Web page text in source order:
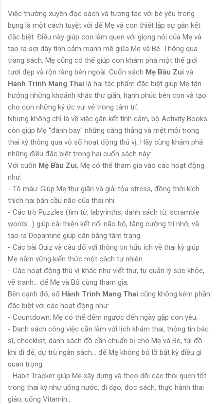
Việc thường xuyên đọc sách và tương tác với bé yêu trong
bụng là một cách tuyệt vời để Mẹ và con thiết lập sự gắn kết
đặc biệt. Điều này giúp con làm quen với giọng nói của Mẹ và
tạo ra sợi dây tình cảm mạnh mẽ giữa Mẹ và Bé. Thông qua
trang sách, Mẹ cũng có thể giúp con khám phá một thế giới
tươi đẹp và rộn ràng bên ngoài. Cuốn sách Mẹ Bầu Zui và
Hành Trình Mang Thai là hai tác phẩm đặc biệt giúp Mẹ tận
hưởng những khoảnh khắc thư giãn, hạnh phúc bên con và tạo
cho con những ký ức vui vẻ trong tâm trí.
Nhưng không chỉ là về việc gắn kết tình cảm, bộ Activity Books
còn giúp Mẹ "đánh bay" những căng thẳng và mệt mỏi trong
thai kỳ thông qua vô số hoạt động thú vị. Hãy cùng khám phá
những điều đặc biệt trong hai cuốn sách này:
Với cuốn Mẹ Bầu Zui, Mẹ có thể tham gia vào các hoạt động
như:
- Tô màu: Giúp Mẹ thư giãn và giải tỏa stress, đồng thời kích
thích hai bán cầu não của thai nhi.
- Các trò Puzzles (tìm từ, labyrinths, danh sách từ, scramble
words...) giúp cải thiện kết nối não bộ, tăng cường trí nhớ, và
tạo ra Dopamine giúp cân bằng tâm trạng.
- Các bài Quiz và câu đố với thông tin hữu ích về thai kỳ giúp
Mẹ nắm vững kiến thức một cách tự nhiên.
- Các hoạt động thú vị khác như viết thư, tự quản lý sức khỏe,
vẽ tranh... để Mẹ và Bố cùng tham gia.
Bên cạnh đó, sổ Hành Trình Mang Thai cũng không kém phần
đặc biệt với các hoạt động như:
- Countdown: Mẹ có thể đếm ngược đến ngày gặp con yêu.
- Danh sách công việc cần làm với lịch khám thai, thông tin bác
sĩ, checklist, danh sách đồ cần chuẩn bị cho Mẹ và Bé, túi đồ
khi đi đẻ, dự trù ngân sách... để Mẹ không bỏ lỡ bất kỳ điều gì
quan trọng.
- Habit Tracker giúp Mẹ xây dựng và theo dõi các thói quen tốt
trong thai kỳ như uống nước, đi dạo, đọc sách, thực hành thai
giáo, uống Vitamin...